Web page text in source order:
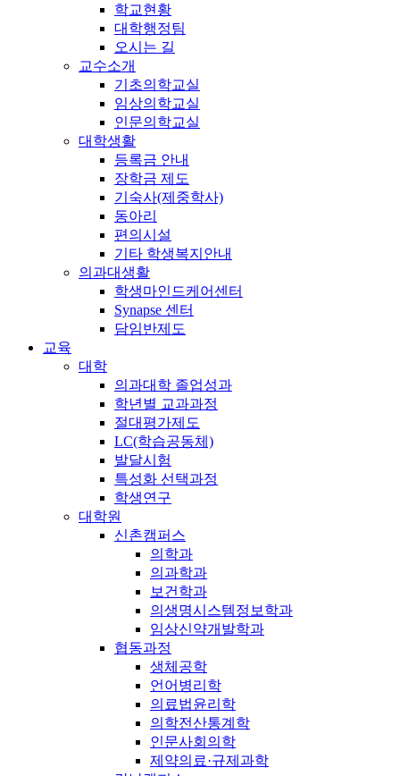
학교현황
대학행정팀
오시는 길
교수소개
기초의학교실
임상의학교실
인문의학교실
대학생활
등록금 안내
장학금 제도
기숙사(제중학사)
동아리
편의시설
기타 학생복지안내
의과대생활
학생마인드케어센터
Synapse 센터
담임반제도
교육
대학
의과대학 졸업성과
학년별 교과과정
절대평가제도
LC(학습공동체)
발달시험
특성화 선택과정
학생연구
대학원
신촌캠퍼스
의학과
의과학과
보건학과
의생명시스템정보학과
임상신약개발학과
협동과정
생체공학
언어병리학
의료법윤리학
의학전산통계학
인문사회의학
제약의료·규제과학